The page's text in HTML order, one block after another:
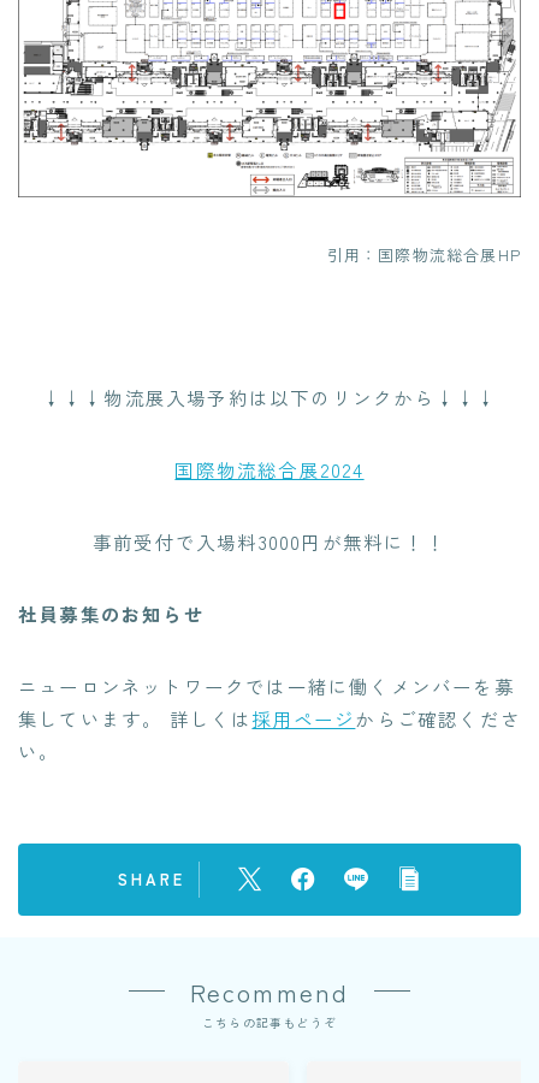
引用：国際物流総合展HP
↓↓↓物流展入場予約は以下のリンクから↓↓↓
国際物流総合展2024
事前受付で入場料3000円が無料に！！
社員募集のお知らせ
ニューロンネットワークでは一緒に働くメンバーを募
集しています。 詳しくは採用ページ からご確認くださ
い。
SHARE
Recommend
こちらの記事もどうぞ